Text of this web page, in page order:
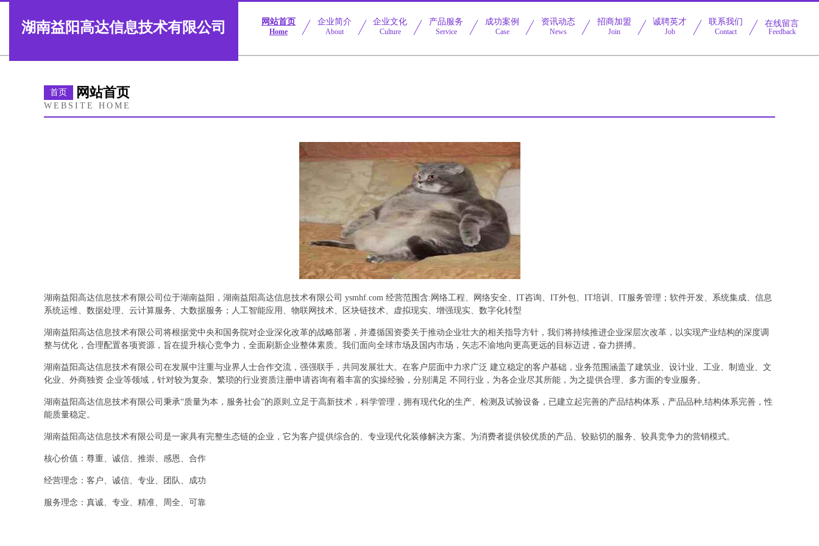
湖南益阳高达信息技术有限公司 网站首页
Home
企业简介
About
企业文化
Culture
产品服务
Service
成功案例
Case
资讯动态
News
招商加盟
Join
诚聘英才
Job
联系我们
Contact
在线留言
Feedback
首页 网站首页
WEBSITE HOME
湖南益阳高达信息技术有限公司位于湖南益阳，湖南益阳高达信息技术有限公司 ysmhf.com 经营范围含:网络工程、网络安全、IT咨询、IT外包、IT培训、IT服务管理；软件开发、系统集成、信息
系统运维、数据处理、云计算服务、大数据服务；人工智能应用、物联网技术、区块链技术、虚拟现实、增强现实、数字化转型
湖南益阳高达信息技术有限公司将根据党中央和国务院对企业深化改革的战略部署，并遵循国资委关于推动企业壮大的相关指导方针，我们将持续推进企业深层次改革，以实现产业结构的深度调
整与优化，合理配置各项资源，旨在提升核心竞争力，全面刷新企业整体素质。我们面向全球市场及国内市场，矢志不渝地向更高更远的目标迈进，奋力拼搏。
湖南益阳高达信息技术有限公司在发展中注重与业界人士合作交流，强强联手，共同发展壮大。在客户层面中力求广泛 建立稳定的客户基础，业务范围涵盖了建筑业、设计业、工业、制造业、文
化业、外商独资 企业等领域，针对较为复杂、繁琐的行业资质注册申请咨询有着丰富的实操经验，分别满足 不同行业，为各企业尽其所能，为之提供合理、多方面的专业服务。
湖南益阳高达信息技术有限公司秉承“质量为本，服务社会”的原则,立足于高新技术，科学管理，拥有现代化的生产、检测及试验设备，已建立起完善的产品结构体系，产品品种,结构体系完善，性
能质量稳定。
湖南益阳高达信息技术有限公司是一家具有完整生态链的企业，它为客户提供综合的、专业现代化装修解决方案。为消费者提供较优质的产品、较贴切的服务、较具竞争力的营销模式。
核心价值：尊重、诚信、推崇、感恩、合作
经营理念：客户、诚信、专业、团队、成功
服务理念：真诚、专业、精准、周全、可靠